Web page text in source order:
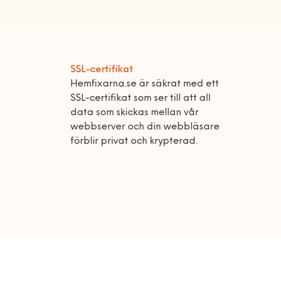
SSL-certifikat
Hemfixarna.se är säkrat med ett
SSL-certifikat som ser till att all
data som skickas mellan vår
webbserver och din webbläsare
förblir privat och krypterad.